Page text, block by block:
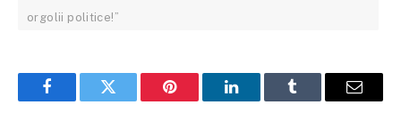
orgolii politice!”
FacebookTwitter Pinterest LinkedInTumblr Email